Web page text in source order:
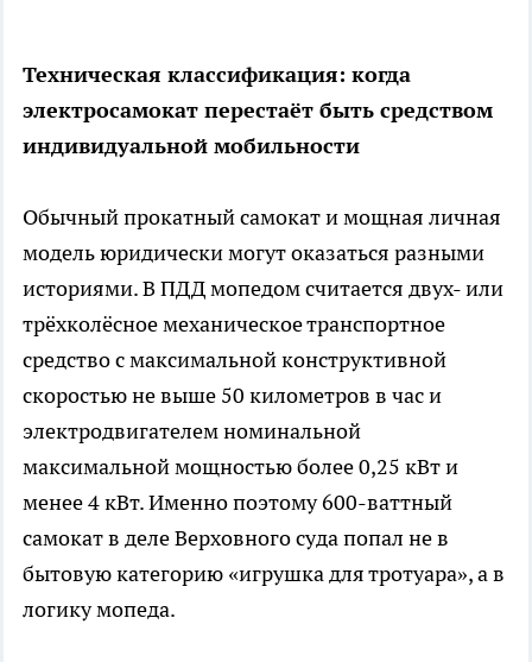
Техническая классификация: когда
электросамокат перестаёт быть средством
индивидуальной мобильности
Обычный прокатный самокат и мощная личная
модель юридически могут оказаться разными
историями. В ПДД мопедом считается двух- или
трёхколёсное механическое транспортное
средство с максимальной конструктивной
скоростью не выше 50 километров в час и
электродвигателем номинальной
максимальной мощностью более 0,25 кВт и
менее 4 кВт. Именно поэтому 600-ваттный
самокат в деле Верховного суда попал не в
бытовую категорию «игрушка для тротуара», а в
логику мопеда.